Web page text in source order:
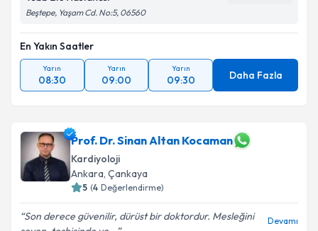
Tobb Etü Hastanesi
Beştepe, Yaşam Cd. No:5, 06560
En Yakın Saatler
Yarın
08:30
Yarın
09:00
Yarın
09:30 Daha Fazla
Prof. Dr. Sinan Altan Kocaman
Kardiyoloji
Ankara, Çankaya
( Değerlendirme)
Son derece güvenilir, dürüst bir doktordur. Mesleğini